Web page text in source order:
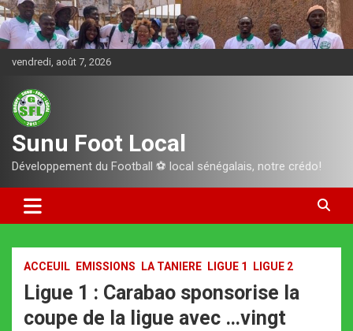
Aller
au
contenu
vendredi, août 7, 2026
Sunu Foot Local
Développement du Football ⚽️ local sénégalais, notre crédo!
ACCEUIL EMISSIONS LA TANIERE LIGUE 1 LIGUE 2
Ligue 1 : Carabao sponsorise la
coupe de la ligue avec …vingt